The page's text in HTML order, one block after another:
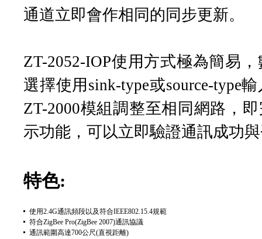
通道立即會作相同的同步更新。
ZT-2052-IOP使用方式極為簡易
選擇使用sink-type或source-type
ZT-2000模組調整至相同網路，
示功能，可以立即驗證通訊成功
特色:
使用2.4G通訊頻段以及符合IEEE802.15.4規範
符合ZigBee Pro(ZigBee 2007)通訊協議
通訊範圍高達700公尺(直視距離)